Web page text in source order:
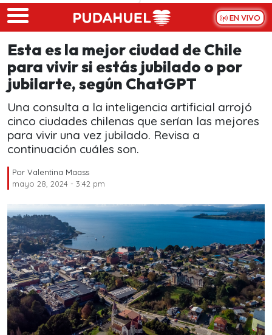
Skip to main content
EN VIVO
Esta es la mejor ciudad de Chile
para vivir si estás jubilado o por
jubilarte, según ChatGPT
Una consulta a la inteligencia artificial arrojó
cinco ciudades chilenas que serían las mejores
para vivir una vez jubilado. Revisa a
continuación cuáles son.
Por Valentina Maass
mayo 28, 2024 - 3:42 pm